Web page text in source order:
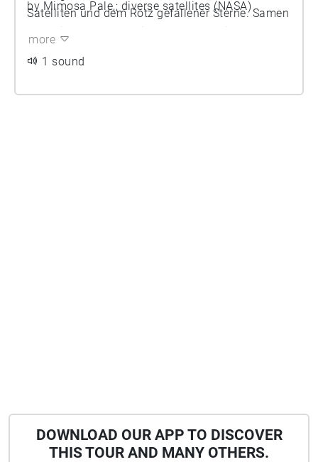
Satelliten und dem Rotz gefallener Sterne. Samen
fallen in Gläser und Bienen werden mit Rauch
Klaviere können helfen, müssen aber nicht. Info
by Mimosa Pale,; diverse satellites (NASA)
more
1 sound
DOWNLOAD OUR APP TO DISCOVER
THIS TOUR AND MANY OTHERS.